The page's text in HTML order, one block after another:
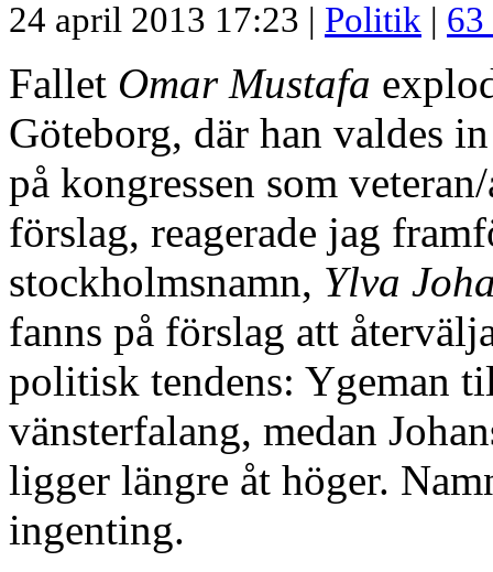
24 april 2013 17:23 | Politik | 63
Fallet Omar Mustafa
Göteborg, där han valdes
på kongressen som
förslag, reagerade jag
stockholmsnamn, Ylva
fanns på förslag att
politisk tendens: Ygeman
vänsterfalang, medan
ligger längre åt höger.
ingenting.